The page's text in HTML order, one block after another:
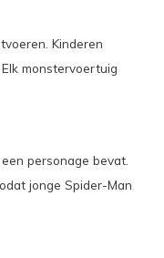
Kinderen
monstervoertuig
personage bevat.
jonge Spider-Man